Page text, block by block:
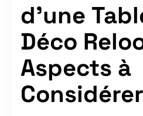
d’une
Déco
Aspects à
Considérer